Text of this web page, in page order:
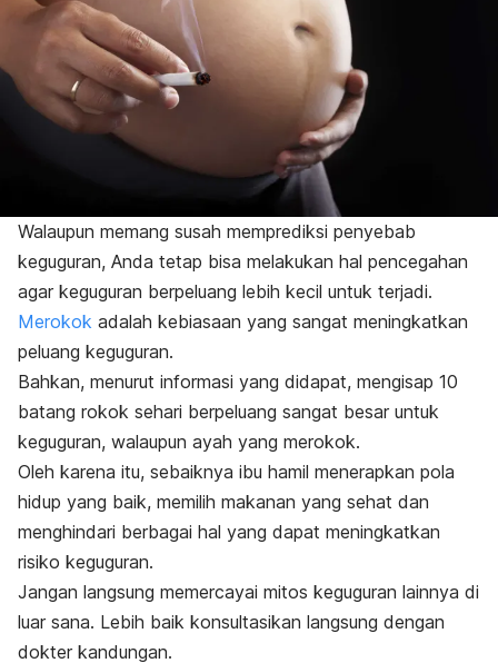
Walaupun memang susah memprediksi penyebab
keguguran, Anda tetap bisa melakukan hal pencegahan
agar keguguran berpeluang lebih kecil untuk terjadi.
Merokok adalah kebiasaan yang sangat meningkatkan
peluang keguguran.
Bahkan, menurut informasi yang didapat, mengisap 10
batang rokok sehari berpeluang sangat besar untuk
keguguran, walaupun ayah yang merokok.
Oleh karena itu, sebaiknya ibu hamil menerapkan pola
hidup yang baik, memilih makanan yang sehat dan
menghindari berbagai hal yang dapat meningkatkan
risiko keguguran.
Jangan langsung memercayai mitos keguguran lainnya di
luar sana. Lebih baik konsultasikan langsung dengan
dokter kandungan.